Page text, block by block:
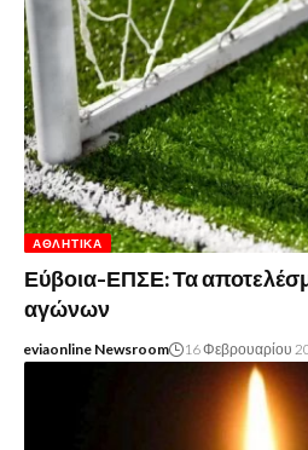
ΑΘΛΗΤΙΚΆ
Εύβοια-ΕΠΣΕ: Τα
αγώνων
eviaonline Newsroom 16 Φεβρουαρίου